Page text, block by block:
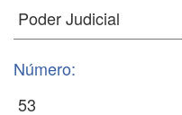
Número: